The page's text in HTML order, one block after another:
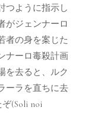
つように指示し
がジェンナーロ
者の身を案じた
ナーロ毒殺計画
を去ると、ルク
ーラを直ちに去
(Soli noi